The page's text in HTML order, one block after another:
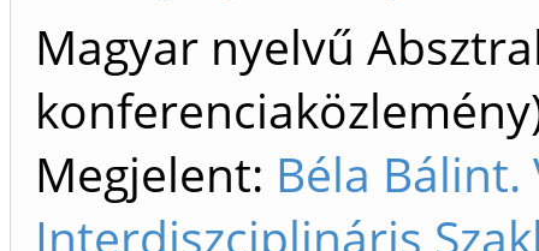
Magyar nyelvű
Megjelent: Béla
Interdiszciplináris